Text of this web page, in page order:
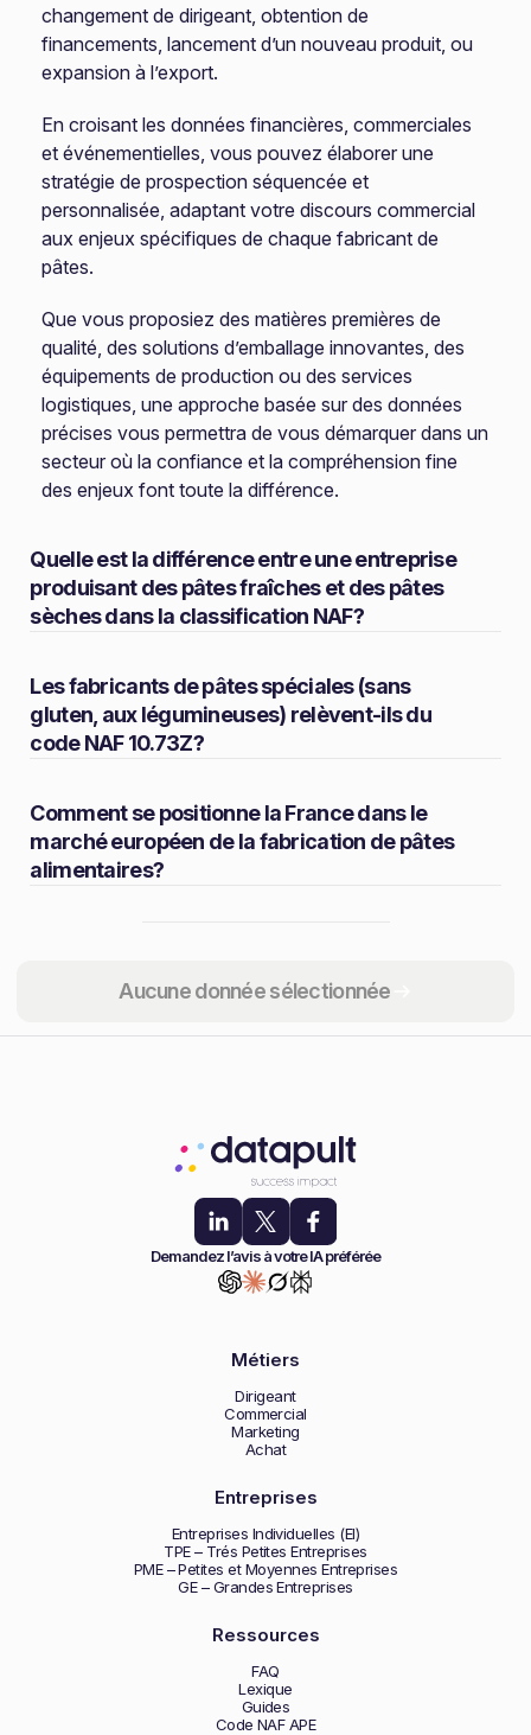
Aucune donnée sélectionnée
changement de dirigeant, obtention de
financements, lancement d’un nouveau produit, ou
expansion à l’export.
En croisant les données financières, commerciales
et événementielles, vous pouvez élaborer une
stratégie de prospection séquencée et
personnalisée, adaptant votre discours commercial
aux enjeux spécifiques de chaque fabricant de
pâtes.
Que vous proposiez des matières premières de
qualité, des solutions d’emballage innovantes, des
équipements de production ou des services
logistiques, une approche basée sur des données
précises vous permettra de vous démarquer dans un
secteur où la confiance et la compréhension fine
des enjeux font toute la différence.
Quelle est la différence entre une entreprise
produisant des pâtes fraîches et des pâtes
sèches dans la classification NAF?
Les fabricants de pâtes spéciales (sans
gluten, aux légumineuses) relèvent-ils du
code NAF 10.73Z?
Comment se positionne la France dans le
marché européen de la fabrication de pâtes
alimentaires?
Partager
Demandez l’avis à votre IA préférée
Métiers
Dirigeant
Commercial
Marketing
Achat
Entreprises
Entreprises Individuelles (EI)
TPE – Trés Petites Entreprises
PME – Petites et Moyennes Entreprises
GE – Grandes Entreprises
Ressources
FAQ
Lexique
Guides
Code NAF APE